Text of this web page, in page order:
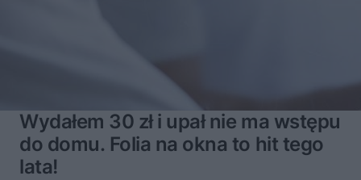
Wydałem 30 zł i upał nie ma wstępu
do domu. Folia na okna to hit tego
lata!